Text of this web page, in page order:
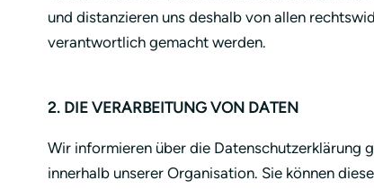
und distanzieren uns deshalb von allen
verantwortlich gemacht werden.
2. DIE VERARBEITUNG VON DATEN
Wir informieren über die Datenschutzerklärung
innerhalb unserer Organisation. Sie können